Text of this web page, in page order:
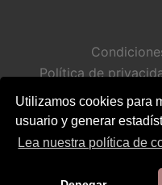
Utilizamos cookies para
usuario y generar
Lea nuestra política de
Política de
Política de